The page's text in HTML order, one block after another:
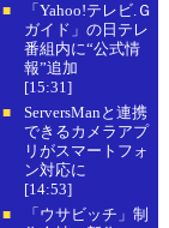
■
「Yahoo!テレビ.Ｇ
ガイド」の日テレ
番組内に“公式情
報”追加
[15:31]
■
ServersManと連携
できるカメラアプ
リがスマートフォ
ン対応に
[14:53]
■
「ウサビッチ」制